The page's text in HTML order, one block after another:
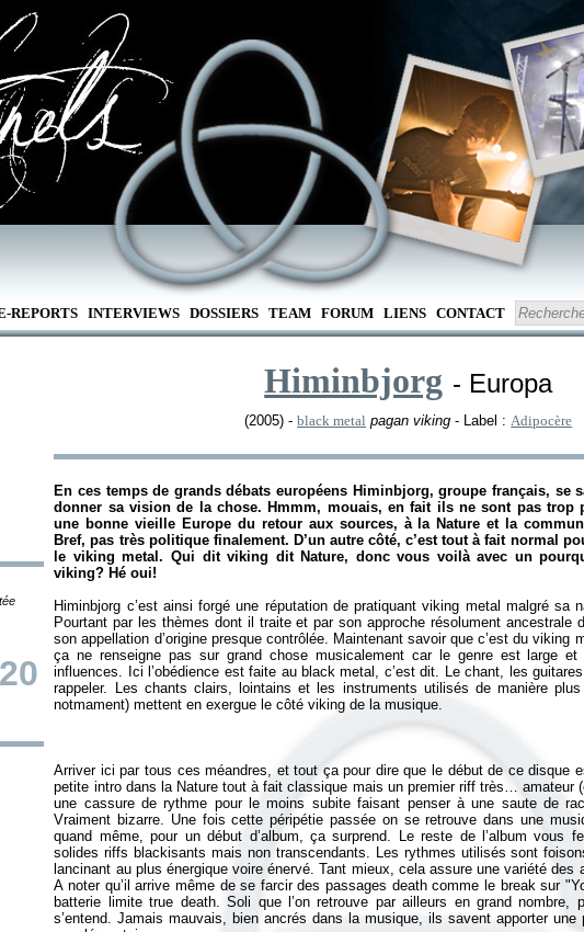
REPORTS INTERVIEWS DOSSIERS TEAM FORUM LIENS CONTACT
Himinbjorg - Europa
(2005) -black metal pagan viking - Label :Adipocère
En ces temps de grands débats européens Himinbjorg, groupe français, se
donner sa vision de la chose. Hmmm, mouais, en fait ils ne sont pas trop
une bonne vieille Europe du retour aux sources, à la Nature et la
Bref, pas très politique finalement. D’un autre côté, c’est tout à fait normal
le viking metal. Qui dit viking dit Nature, donc vous voilà avec un
viking? Hé oui!
Himinbjorg c’est ainsi forgé une réputation de pratiquant viking metal malgré sa
Pourtant par les thèmes dont il traite et par son approche résolument ancestrale
son appellation d’origine presque contrôlée. Maintenant savoir que c’est du viking
ça ne renseigne pas sur grand chose musicalement car le genre est large
influences. Ici l’obédience est faite au black metal, c’est dit. Le chant, les
rappeler. Les chants clairs, lointains et les instruments utilisés de manière
Arriver ici par tous ces méandres, et tout ça pour dire que le début de ce disque
petite intro dans la Nature tout à fait classique mais un premier riff très… amateur
une cassure de rythme pour le moins subite faisant penser à une saute de
Vraiment bizarre. Une fois cette péripétie passée on se retrouve dans une
quand même, pour un début d’album, ça surprend. Le reste de l’album vous
solides riffs blackisants mais non transcendants. Les rythmes utilisés sont
lancinant au plus énergique voire énervé. Tant mieux, cela assure une variété des
A noter qu’il arrive même de se farcir des passages death comme le break sur
batterie limite true death. Soli que l’on retrouve par ailleurs en grand nombre,
s’entend. Jamais mauvais, bien ancrés dans la musique, ils savent apporter